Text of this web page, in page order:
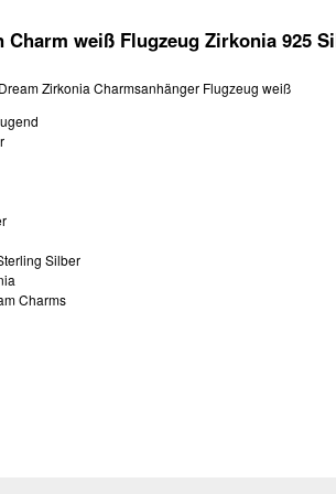
Charm weiß Flugzeug Zirkonia 925
Zirkonia Charmsanhänger Flugzeug weiß
Silber
Charms